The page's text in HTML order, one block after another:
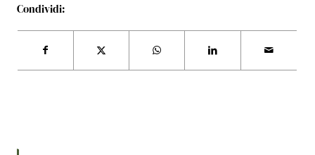
Condividi: